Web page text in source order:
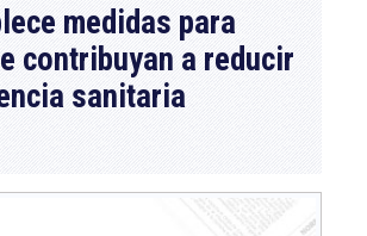
medidas para
contribuyan a reducir
sanitaria